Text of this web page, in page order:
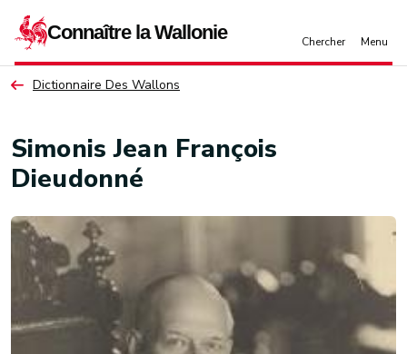
Dictionnaire Des Wallons
Simonis Jean François
Dieudonné